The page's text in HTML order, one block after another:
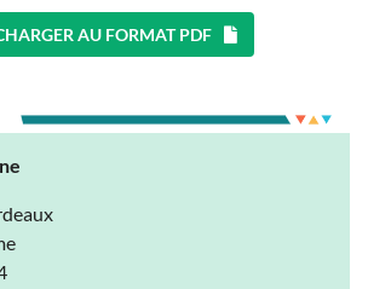
AU FORMAT PDF